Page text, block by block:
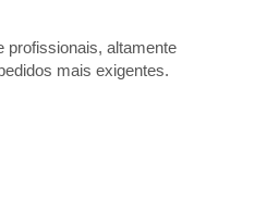
profissionais, altamente
mais exigentes.